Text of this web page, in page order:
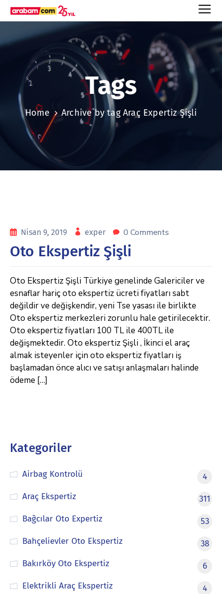
Tags
Home Archive by tag Araç Expertiz Şişli
Nisan 9, 2019 exper 0 Comments
Oto Ekspertiz Şişli
Oto Ekspertiz Şişli Türkiye genelinde Galericiler ve
esnaflar hariç oto ekspertiz ücreti fiyatları sabt
değildir ve değişkendir, yeni Tse yasası ile birlikte
Oto ekspertiz merkezleri zorunlu hale getirilecektir.
Oto ekspertiz fiyatları 100 TL ile 400TL ile
değişmektedir. Oto ekspertiz Şişli , İkinci el araç
almak isteyenler için oto ekspertiz fiyatları iş
başlamadan önce alıcı ve satışı anlaşmaları halinde
ödeme […]
Kategoriler
Airbag Kontrolü
4
Araç Ekspertiz
311
Bağcılar Oto Expertiz
53
Bahçelievler Oto Ekspertiz
38
Bakırköy Oto Ekspertiz
6
Elektrikli Araç Ekspertiz
4